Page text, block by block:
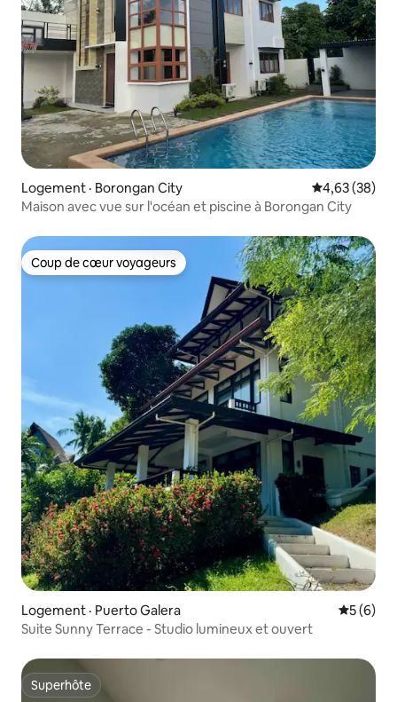
Logement · Borongan City Note
4,63 (38)
Maison avec vue sur l'océan et piscine à Borongan City
Coup de cœur voyageurs
Coup de cœur voyageurs
Logement · Puerto Galera Note
5 (6)
Suite Sunny Terrace - Studio lumineux et ouvert
Superhôte
Superhôte